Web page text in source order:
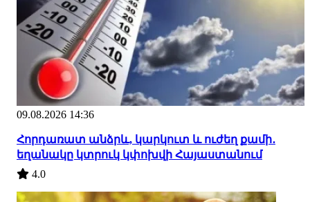
09.08.2026 14:36
Հորդառատ անձրև, կարկուտ և ուժեղ քամի․
եղանակը կտրուկ կփոխվի Հայաստանում
4.0